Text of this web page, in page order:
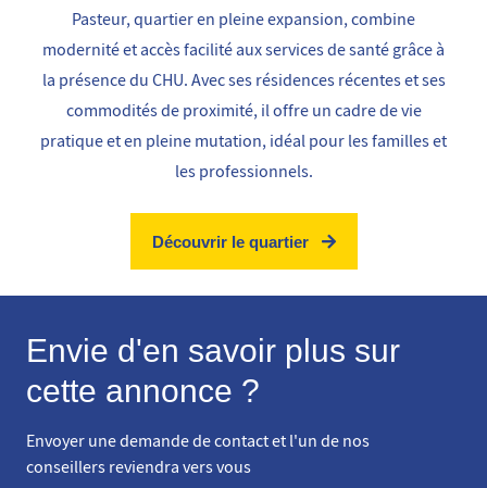
Pasteur, quartier en pleine expansion, combine
modernité et accès facilité aux services de santé grâce à
la présence du CHU. Avec ses résidences récentes et ses
commodités de proximité, il offre un cadre de vie
pratique et en pleine mutation, idéal pour les familles et
les professionnels.
Découvrir le quartier
Envie d'en savoir plus sur
cette annonce ?
Envoyer une demande de contact et l'un de nos
conseillers reviendra vers vous